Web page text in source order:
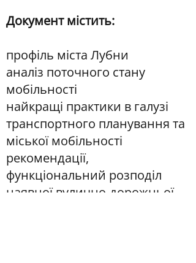
Документ містить:
профіль міста Лубни
аналіз поточного стану
мобільності
найкращі практики в галузі
транспортного планування та
міської мобільності
рекомендації,
функціональний розподіл
наявної вулично-дорожньої